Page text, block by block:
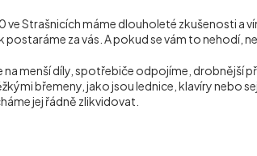
ve Strašnicích máme dlouholeté zkušenosti a
postaráme za vás. A pokud se vám to nehodí,
menší díly, spotřebiče odpojíme, drobnější
břemeny, jako jsou lednice, klavíry nebo
jej řádně zlikvidovat.